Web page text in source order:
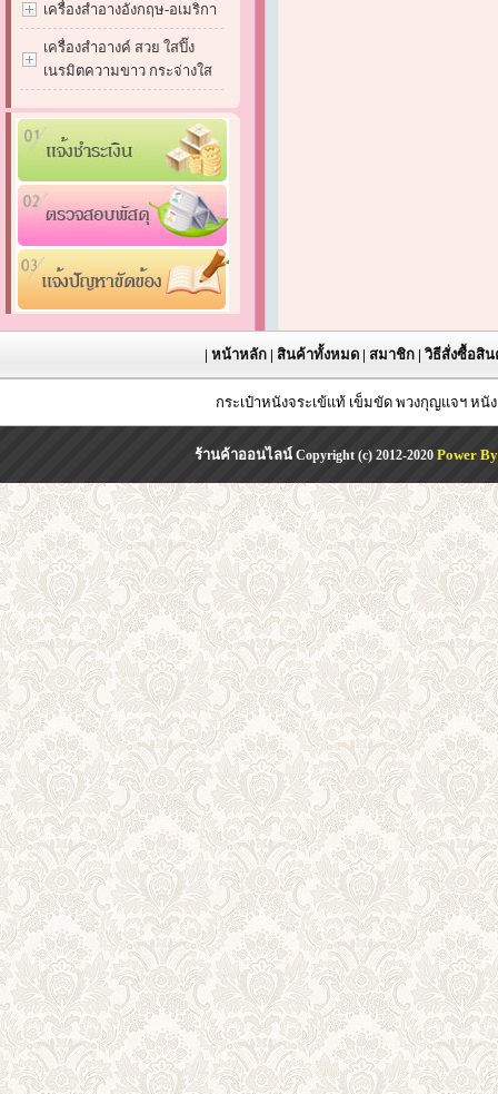
เครื่องสำอางอังกฤษ-อเมริกา
เครื่องสำอางค์ สวย ใสปิ๊ง
เนรมิตความขาว กระจ่างใส
|หน้าหลัก |สินค้าทั้งหมด |สมาชิก |วิธีสั่งซื้อสิ
กระเป๋าหนังจระเข้แท้ เข็มขัด พวงกุญแจฯ หนัง
ร้านค้าออนไลน์ Copyright (c) 2012-2020Power